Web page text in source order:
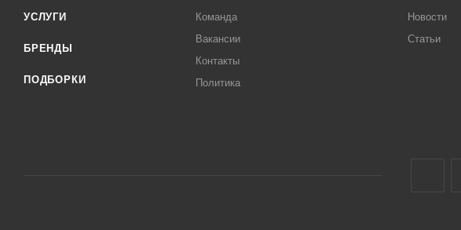
УСЛУГИ
БРЕНДЫ
ПОДБОРКИ
Команда
Вакансии
Контакты
Политика
Новости
Статьи